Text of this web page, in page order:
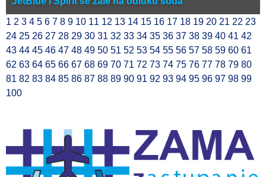
1 2 3 4 5 6 7 8 9 10 11 12 13 14 15 16 17 18 19 20 21 22 23
24 25 26 27 28 29 30 31 32 33 34 35 36 37 38 39 40 41 42
43 44 45 46 47 48 49 50 51 52 53 54 55 56 57 58 59 60 61
62 63 64 65 66 67 68 69 70 71 72 73 74 75 76 77 78 79 80
81 82 83 84 85 86 87 88 89 90 91 92 93 94 95 96 97 98 99
100